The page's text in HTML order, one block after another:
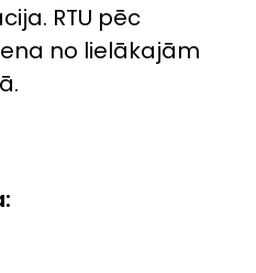
RTU pēc
no lielākajām